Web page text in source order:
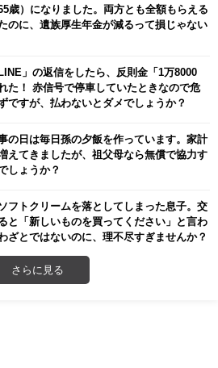
歳）になりました。両方とも全額もらえる
のに、遺族厚生年金が減るって損じゃない
」の返信をしたら、反則金「1万8000
た！ 赤信号で停車していたときなので危
ですが、払わないとダメでしょうか？
の日は毎日孫の夕飯を作っています。家計
えてきましたが、祖父母なら無償で協力す
しょうか？
フトクリームを落としてしまった息子。交
と「新しいものを買ってください」と言わ
ざとではないのに、理不尽すぎませんか？
さらに見る